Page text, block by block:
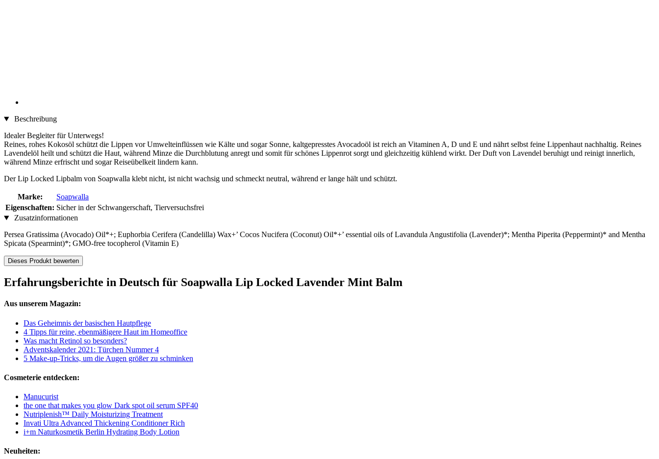
Beschreibung
Idealer Begleiter für Unterwegs!
Reines, rohes Kokosöl schützt die Lippen vor Umwelteinflüssen wie Kälte und sogar Sonne, kaltgepresstes Avocadoöl ist reich an Vitaminen A, D und E und nährt selbst feine Lippenhaut nachhaltig. Reines
Lavendelöl heilt und schützt die Haut, während Minze die Durchblutung anregt und somit für schönes Lippenrot sorgt und gleichzeitig kühlend wirkt. Der Duft von Lavendel beruhigt und reinigt innerlich,
während Minze erfrischt und sogar Reiseübelkeit lindern kann.
Der Lip Locked Lipbalm von Soapwalla klebt nicht, ist nicht wachsig und schmeckt neutral, während er lange hält und schützt.
Marke:
Soapwalla
Eigenschaften: Sicher in der Schwangerschaft, Tierversuchsfrei
Zusatzinformationen
Persea Gratissima (Avocado) Oil*+; Euphorbia Cerifera (Candelilla) Wax+’ Cocos Nucifera (Coconut) Oil*+’ essential oils of Lavandula Angustifolia (Lavender)*; Mentha Piperita (Peppermint)* and Mentha
Spicata (Spearmint)*; GMO-free tocopherol (Vitamin E)
Dieses Produkt bewerten
Erfahrungsberichte in Deutsch für Soapwalla Lip Locked Lavender Mint Balm
Aus unserem Magazin:
Das Geheimnis der basischen Hautpflege
4 Tipps für reine, ebenmäßigere Haut im Homeoffice
Was macht Retinol so besonders?
Adventskalender 2021: Türchen Nummer 4
5 Make-up-Tricks, um die Augen größer zu schminken
Cosmeterie entdecken:
Manucurist
the one that makes you glow Dark spot oil serum SPF40
Nutriplenish™ Daily Moisturizing Treatment
Invati Ultra Advanced Thickening Conditioner Rich
i+m Naturkosmetik Berlin Hydrating Body Lotion
Neuheiten: